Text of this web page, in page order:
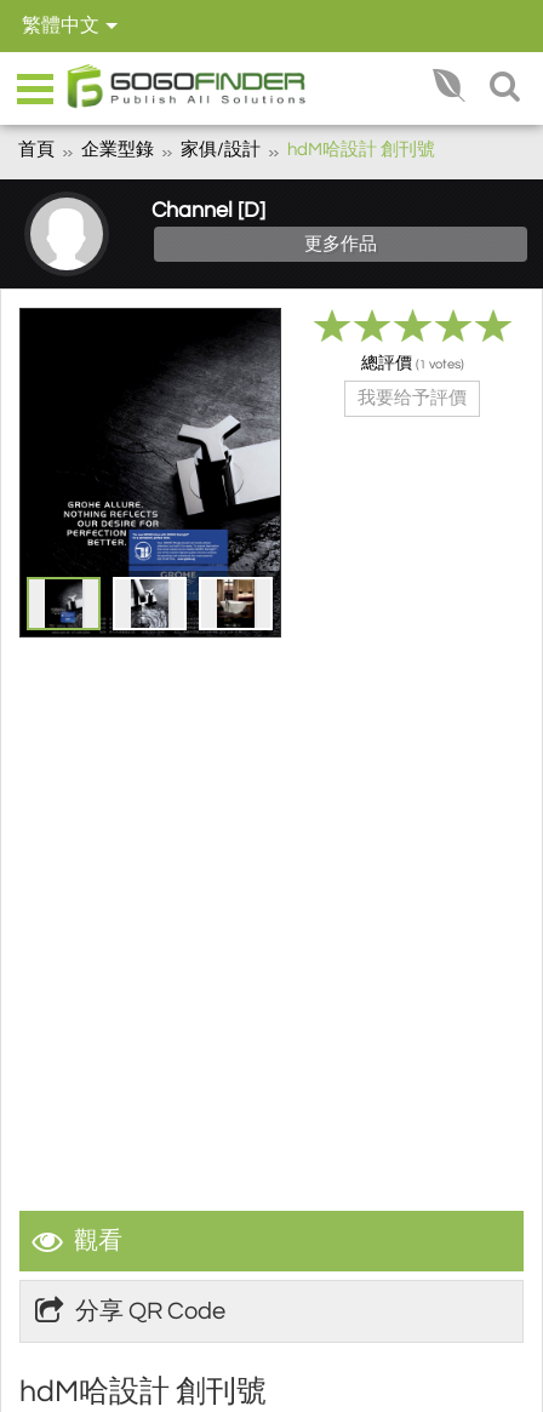
繁體中文
首頁 企業型錄 家俱/設計 hdM哈設計 創刊號
Channel [D]
更多作品
觀看
分享 QR Code
hdM哈設計 創刊號
總評價 (1 votes)
我要给予評價